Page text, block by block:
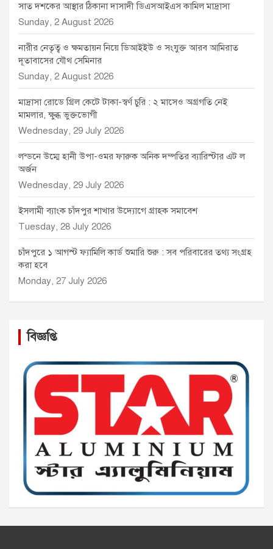
সাত দশকের আস্থার ঠিকানা দাসাদী ডিএসআইএস কামিল মাদ্রাসা
Sunday, 2 August 2026
নারীর নেতৃত্ব ও ক্ষমতায়ন নিয়ে ডিআইইউ ও সংযুক্ত আরব আমিরাত
দূতাবাসের যৌথ সেমিনার
Sunday, 2 August 2026
মাদ্রাসা রোডে গ্রিল কেটে টাকা-স্বর্ণ চুরি : ২ মাসেও অগ্রগতি নেই
মামলার, ক্ষুব্ধ ভুক্তভোগী
Wednesday, 29 July 2026
লন্ডনে উম্মে হানী উপা-ওমর ফারুক অনিক দম্পতির ব্যারিস্টার এট ল
অর্জন
Wednesday, 29 July 2026
ইসলামী ব্যাংক চাঁদপুর শাখার উদ্যোগে গ্রাহক সমাবেশ
Tuesday, 28 July 2026
চাঁদপুরে ১ আগস্ট ফ্যামিলি কার্ড শুমারি শুরু : সব পরিবারের তথ্য সংগ্রহ
করা হবে
Monday, 27 July 2026
বিজ্ঞপ্তি